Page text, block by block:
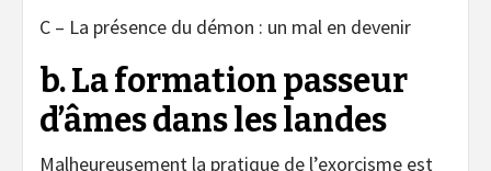
C – La présence du démon : un mal en devenir
b. La formation passeur
d’âmes dans les landes
Malheureusement la pratique de l’exorcisme est